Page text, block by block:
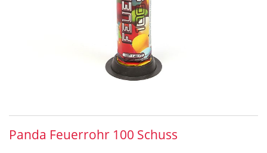
Panda Feuerrohr 100 Schuss